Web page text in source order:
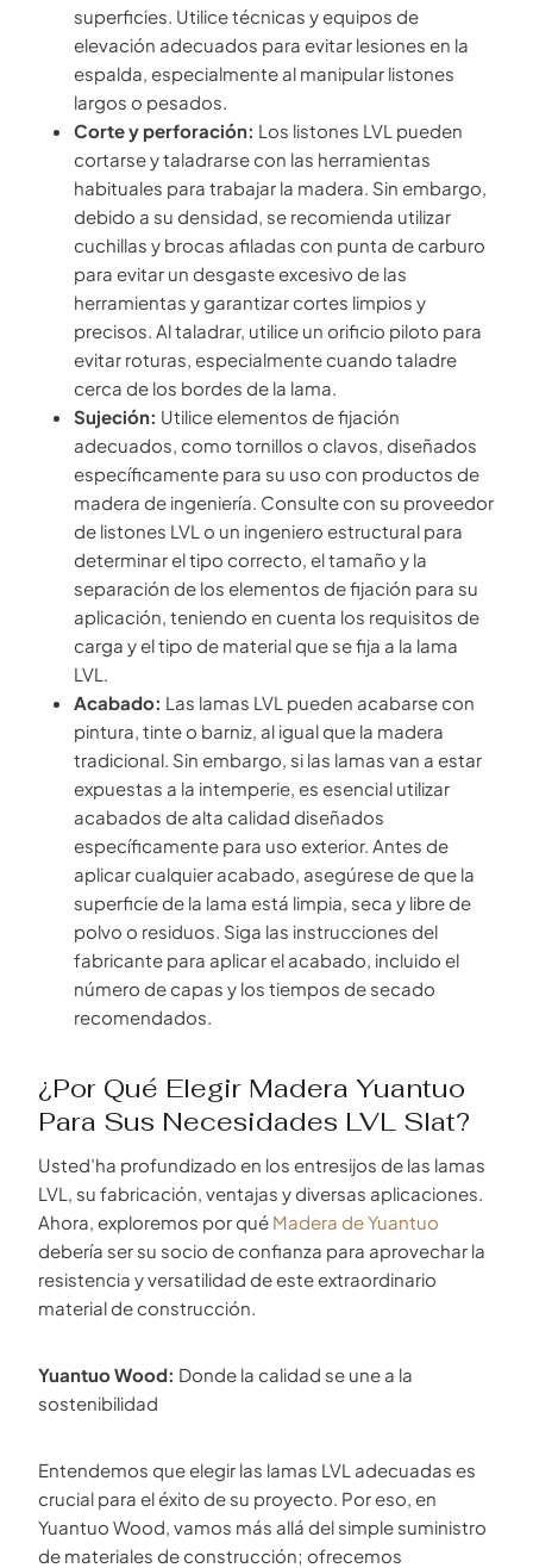
superficies. Utilice técnicas y equipos de
elevación adecuados para evitar lesiones en la
espalda, especialmente al manipular listones
largos o pesados.
Corte y perforación: Los listones LVL pueden
cortarse y taladrarse con las herramientas
habituales para trabajar la madera. Sin embargo,
debido a su densidad, se recomienda utilizar
cuchillas y brocas afiladas con punta de carburo
para evitar un desgaste excesivo de las
herramientas y garantizar cortes limpios y
precisos. Al taladrar, utilice un orificio piloto para
evitar roturas, especialmente cuando taladre
cerca de los bordes de la lama.
Sujeción: Utilice elementos de fijación
adecuados, como tornillos o clavos, diseñados
específicamente para su uso con productos de
madera de ingeniería. Consulte con su proveedor
de listones LVL o un ingeniero estructural para
determinar el tipo correcto, el tamaño y la
separación de los elementos de fijación para su
aplicación, teniendo en cuenta los requisitos de
carga y el tipo de material que se fija a la lama
LVL.
Acabado: Las lamas LVL pueden acabarse con
pintura, tinte o barniz, al igual que la madera
tradicional. Sin embargo, si las lamas van a estar
expuestas a la intemperie, es esencial utilizar
acabados de alta calidad diseñados
específicamente para uso exterior. Antes de
aplicar cualquier acabado, asegúrese de que la
superficie de la lama está limpia, seca y libre de
polvo o residuos. Siga las instrucciones del
fabricante para aplicar el acabado, incluido el
número de capas y los tiempos de secado
recomendados.
¿Por Qué Elegir Madera Yuantuo
Para Sus Necesidades LVL Slat?
Usted’ha profundizado en los entresijos de las lamas
LVL, su fabricación, ventajas y diversas aplicaciones.
Ahora, exploremos por qué Madera de Yuantuo
debería ser su socio de confianza para aprovechar la
resistencia y versatilidad de este extraordinario
material de construcción.
Yuantuo Wood: Donde la calidad se une a la
sostenibilidad
Entendemos que elegir las lamas LVL adecuadas es
crucial para el éxito de su proyecto. Por eso, en
Yuantuo Wood, vamos más allá del simple suministro
de materiales de construcción; ofrecemos